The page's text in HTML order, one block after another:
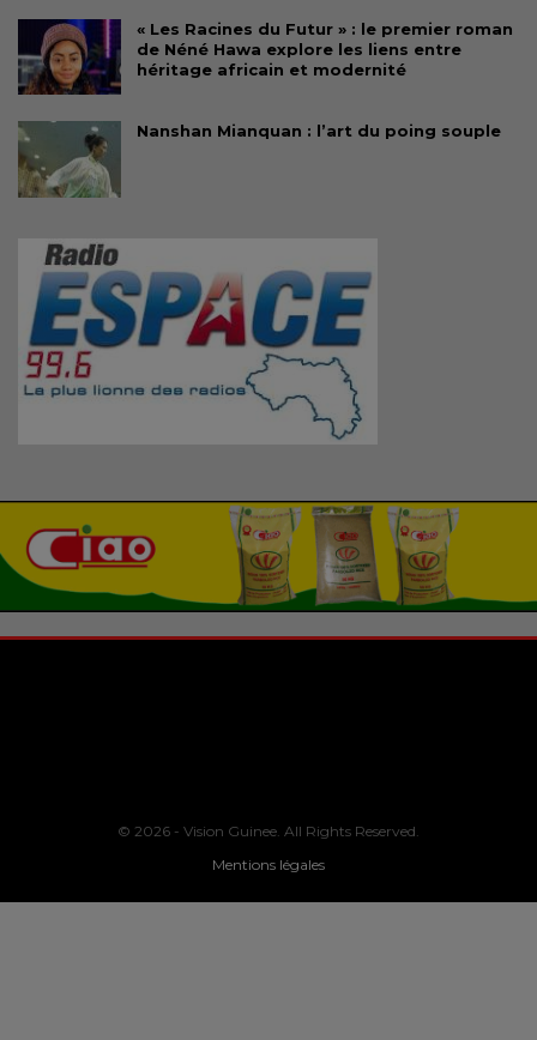
« Les Racines du Futur » : le premier roman
de Néné Hawa explore les liens entre
héritage africain et modernité
Nanshan Mianquan : l’art du poing souple
© 2026 - Vision Guinee. All Rights Reserved.
Mentions légales